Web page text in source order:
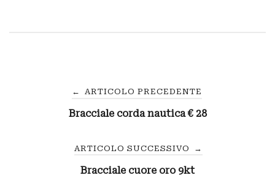
Navigazione
articoli
← ARTICOLO PRECEDENTE
Bracciale corda nautica € 28
ARTICOLO SUCCESSIVO →
Bracciale cuore oro 9kt